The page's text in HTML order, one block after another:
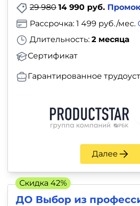
29 980 14 990 руб.
Длительность: 2 месяца
Сертификат
Рассрочка: 1 499 руб./мес.
Гарантированное
Далее
ДО Выбор из
Скидка 42%